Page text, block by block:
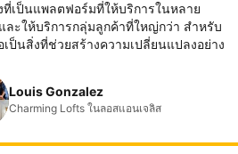
ที่เป็นแพลตฟอร์มที่ให้บริการในหลาย
ละให้บริการกลุ่มลูกค้าที่ใหญ่กว่า สำหรับ
เป็นสิ่งที่ช่วยสร้างความเปลี่ยนแปลงอย่าง
Louis Gonzalez
Charming Lofts ในลอสแอนเจลิส